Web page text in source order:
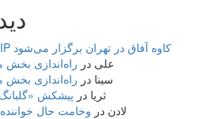
کنسرت VIP کاوه آفاق در تهران برگزار می‌شود
علی در راه‌اندازی بخش
سینا در راه‌اندازی بخش
ثریا در پیشکش
لادن در وخامت حال